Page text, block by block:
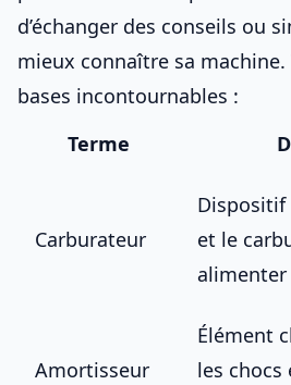
d’échanger des conseils ou
mieux connaître sa
bases incontournables :
Terme
Carburateur
Dispositif
et le
alimenter
Amortisseur
Élément
les chocs